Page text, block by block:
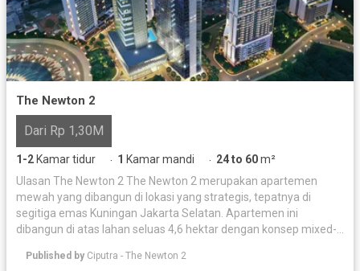
The Newton 2
Dari Rp 1,30M
1-2 Kamar tidur · 1 Kamar mandi · 24 to 60m²
Ulasan The Newton 2 The Newton 2 merupakan apartemen
mewah yang dibangun di lokasi yang strategis, tepatnya di
segitiga emas Kuningan Jakarta Selatan. Apartemen ini
dibangun di atas lahan seluas 4,6 hektar dengan konsep mixed-
Apartemen ini menawarkan berbagai fasilitas bintang lima,
Published by Ciputra - The Newton 2